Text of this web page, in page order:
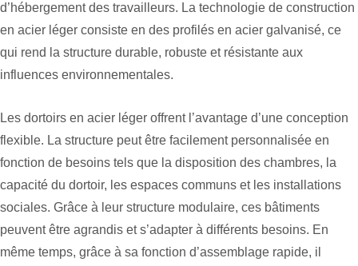
d’hébergement des travailleurs. La technologie de construction
en acier léger consiste en des profilés en acier galvanisé, ce
qui rend la structure durable, robuste et résistante aux
influences environnementales.
Les dortoirs en acier léger offrent l’avantage d’une conception
flexible. La structure peut être facilement personnalisée en
fonction de besoins tels que la disposition des chambres, la
capacité du dortoir, les espaces communs et les installations
sociales. Grâce à leur structure modulaire, ces bâtiments
peuvent être agrandis et s’adapter à différents besoins. En
même temps, grâce à sa fonction d’assemblage rapide, il